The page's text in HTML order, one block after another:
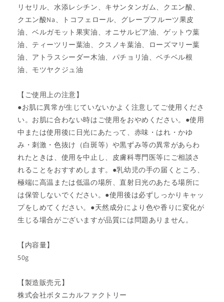
リセリル、水添レシチン、キサンタンガム、クエン酸、
クエン酸Na、トコフェロール、グレープフルーツ果皮
油、ベルガモット果実油、オニサルビア油、ゲットウ葉
油、ティーツリー葉油、クスノキ葉油、ローズマリー葉
油、アトラスシーダー木油、パチョリ油、ベチベル根
油、モツヤクジュ油
【ご使用上の注意】
●お肌に異常が生じていないかよく注意してご使用くださ
い。お肌に合わない時はご使用をおやめください。●使用
中または使用後に日光にあたって、赤味・はれ・かゆ
み・刺激・色抜け（白斑等）や黒ずみ等の異常があらわ
れたときは、使用を中止し、皮膚科専門医等にご相談さ
れることをおすすめします。●乳幼児の手の届くところ、
極端に高温または低温の場所、直射日光のあたる場所に
は保管しないでください。●使用後は必ずしっかりキャッ
プをしめてください。●天然成分により色や香りに変化が
生じる場合がございますが品質には問題ありません。
【内容量】
50g
【製造販売元】
株式会社ボタニカルファクトリー